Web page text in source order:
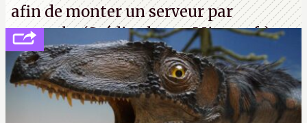
afin de monter un serveur par
exemple. (Crédit photo : Microsoft)